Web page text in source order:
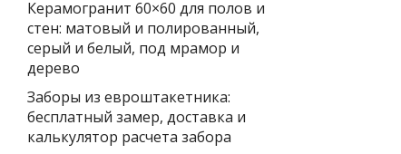
Керамогранит 60×60 для полов и
стен: матовый и полированный,
серый и белый, под мрамор и
дерево
Заборы из евроштакетника:
бесплатный замер, доставка и
калькулятор расчета забора